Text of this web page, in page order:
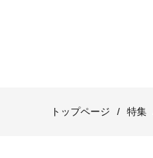
トップページ / 特集